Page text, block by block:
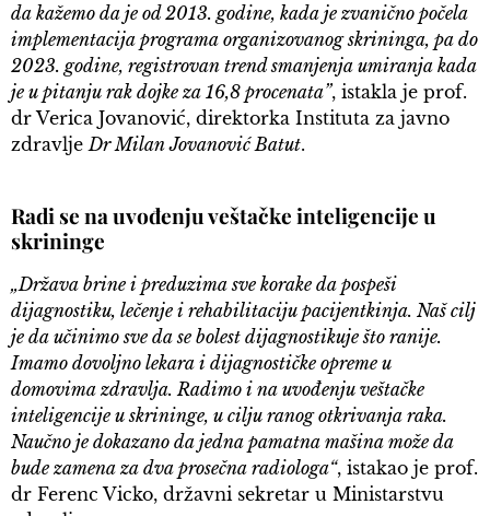
da kažemo da je od 2013. godine, kada je zvanično počela
implementacija programa organizovanog skrininga, pa do
2023. godine, registrovan trend smanjenja umiranja kada
je u pitanju rak dojke za 16,8 procenata”, istakla je prof.
dr Verica Jovanović, direktorka Instituta za javno
zdravlje Dr Milan Jovanović Batut.
Radi se na uvođenju veštačke inteligencije u
skrininge
„Država brine i preduzima sve korake da pospeši
dijagnostiku, lečenje i rehabilitaciju pacijentkinja. Naš cilj
je da učinimo sve da se bolest dijagnostikuje što ranije.
Imamo dovoljno lekara i dijagnostičke opreme u
domovima zdravlja. Radimo i na uvođenju veštačke
inteligencije u skrininge, u cilju ranog otkrivanja raka.
Naučno je dokazano da jedna pamatna mašina može da
bude zamena za dva prosečna radiologa“, istakao je prof.
dr Ferenc Vicko, državni sekretar u Ministarstvu